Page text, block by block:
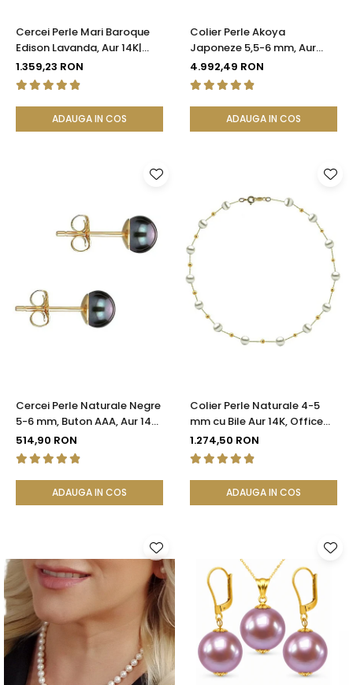
Cercei Perle Mari Baroque
Edison Lavanda, Aur 14K|
KASKADDA®
1.359,23 RON
ADAUGA IN COS
Colier Perle Akoya
Japoneze 5,5-6 mm, Aur
Galben 14K cu Închizătoare
Filigranată | KASKADDA®
4.992,49 RON
ADAUGA IN COS
Cercei Perle Naturale Negre
5-6 mm, Buton AAA, Aur 14K
(aur 585), Tip Șurub |
KASKADDA®
514,90 RON
ADAUGA IN COS
Colier Perle Naturale 4-5
mm cu Bile Aur 14K, Office
Elegant | KASKADDA®
1.274,50 RON
ADAUGA IN COS